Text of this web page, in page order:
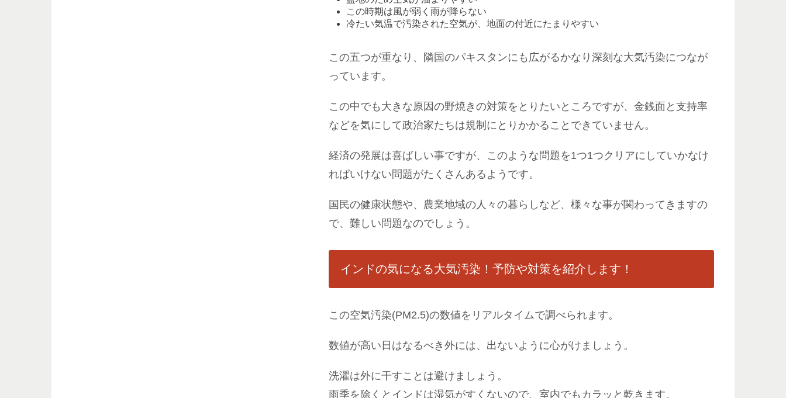
この時期は風が弱く雨が降らない
冷たい気温で汚染された空気が、地面の付近にたまりやすい
この五つが重なり、隣国のパキスタンにも広がるかなり深刻な大気汚染につなが
っています。
この中でも大きな原因の野焼きの対策をとりたいところですが、金銭面と支持率
などを気にして政治家たちは規制にとりかかることできていません。
経済の発展は喜ばしい事ですが、このような問題を1つ1つクリアにしていかなけ
ればいけない問題がたくさんあるようです。
国民の健康状態や、農業地域の人々の暮らしなど、様々な事が関わってきますの
で、難しい問題なのでしょう。
インドの気になる大気汚染！予防や対策を紹介します！
この空気汚染(PM2.5)の数値をリアルタイムで調べられます。
数値が高い日はなるべき外には、出ないように心がけましょう。
洗濯は外に干すことは避けましょう。
雨季を除くとインドは湿気がすくないので、室内でもカラッと乾きます。